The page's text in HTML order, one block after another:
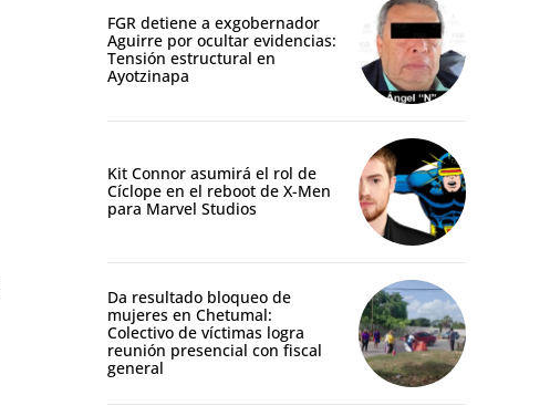
FGR detiene a exgobernador
Aguirre por ocultar evidencias:
Tensión estructural en
Ayotzinapa
Kit Connor asumirá el rol de
Cíclope en el reboot de X-Men
para Marvel Studios
Da resultado bloqueo de
mujeres en Chetumal:
Colectivo de víctimas logra
reunión presencial con fiscal
general